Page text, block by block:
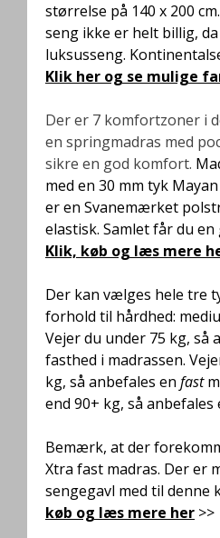
størrelse på 140 x 200
seng ikke er helt billig,
luksusseng.
Klik her og se mulige
Der er 7 komfortzoner i
en springmadras med
sikre en god komfort.
med en 30 mm tyk
er en Svanemærket
elastisk. Samlet får du en
Klik, køb og læs mere
Der kan vælges hele tre
forhold til hårdhed:
Vejer du under 75 kg, så
fasthed i madrassen.
kg, så anbefales en fast
end 90+ kg, så
Bemærk, at der
Xtra fast madras. Der er
sengegavl med til denne
køb og læs mere her >>